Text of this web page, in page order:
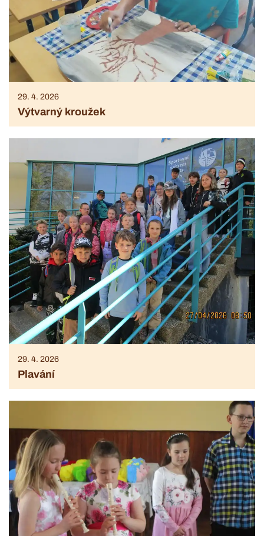
29. 4. 2026
Výtvarný kroužek
29. 4. 2026
Plavání